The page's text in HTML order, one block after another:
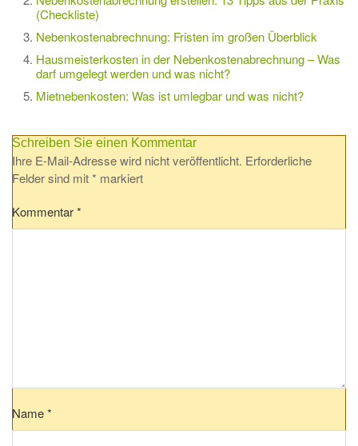
(Checkliste)
Nebenkostenabrechnung: Fristen im großen Überblick
Hausmeisterkosten in der Nebenkostenabrechnung – Was
darf umgelegt werden und was nicht?
Mietnebenkosten: Was ist umlegbar und was nicht?
Schreiben Sie einen Kommentar
Ihre E-Mail-Adresse wird nicht veröffentlicht. Erforderliche
Felder sind mit* markiert
Kommentar*
Name*